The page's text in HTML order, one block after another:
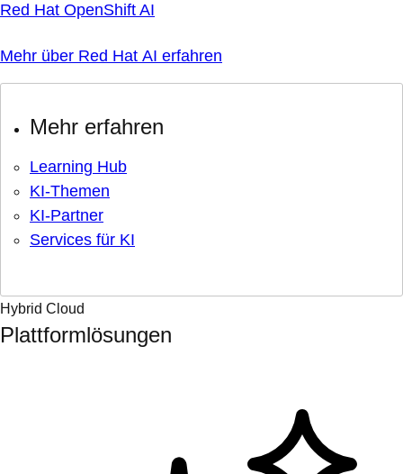
Red Hat OpenShift AI
Mehr über Red Hat AI erfahren
Mehr erfahren
Learning Hub
KI-Themen
KI-Partner
Services für KI
Hybrid Cloud
Plattformlösungen